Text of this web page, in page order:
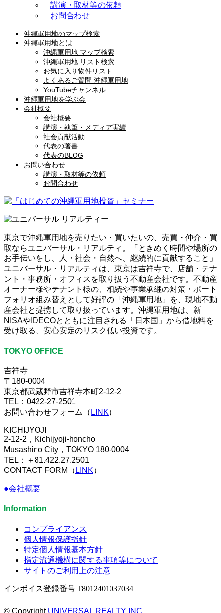
講演・取材等の依頼
お問合わせ
沖縄軍用地のマップ検索
沖縄軍用地とは
沖縄軍用地 マップ検索
沖縄軍用地 リスト検索
お気に入り物件リスト
よくあるご質問 沖縄軍用地
YouTubeチャンネル
沖縄軍用地を学ぶ会
会社概要
会社概要
講演・執筆・メディア実績
社会貢献活動
代表の著書
代表のBLOG
お問い合わせ
講演・取材等の依頼
お問合わせ
東京で沖縄軍用地を売りたい・買いたいの、売買・仲介・買
取ならユニバーサル・リアルティ。「ときめく時間や場所の
お手伝いをし、人・社会・自然へ、継続的に貢献すること」
ユニバーサル・リアルティは、東京は吉祥寺で、店舗・テナ
ント・事務所・オフィスを取り扱う不動産会社です。不動産
オーナー様やテナント様の、相続や事業承継の対策・ポート
フォリオ組み替えとして好評の「沖縄軍用地」を、現地不動
産会社と提携して取り扱っています。沖縄軍用地は、新
NISAやIDECOとともに注目される「日本国」から借地料を
受け取る、安心安定のリスク低い投資です。
TOKYO OFFICE
吉祥寺
〒180-0004
東京都武蔵野市吉祥寺本町2-12-2
TEL：0422-27-2501
お問い合わせフォーム（ LINK）
KICHIJYOJI
2-12-2，Kichijyoji-honcho
Musashino City，TOKYO 180-0004
TEL：＋81.422.27.2501
CONTACT FORM（ LINK）
●会社概要
Information
コンプライアンス
個人情報保護指針
特定個人情報基本方針
指定流通機構に関する事項等について
サイトのご利用上の注意
インボイス登録番号 T8012401037034
© Copyright UNIVERSAL REALTY INC